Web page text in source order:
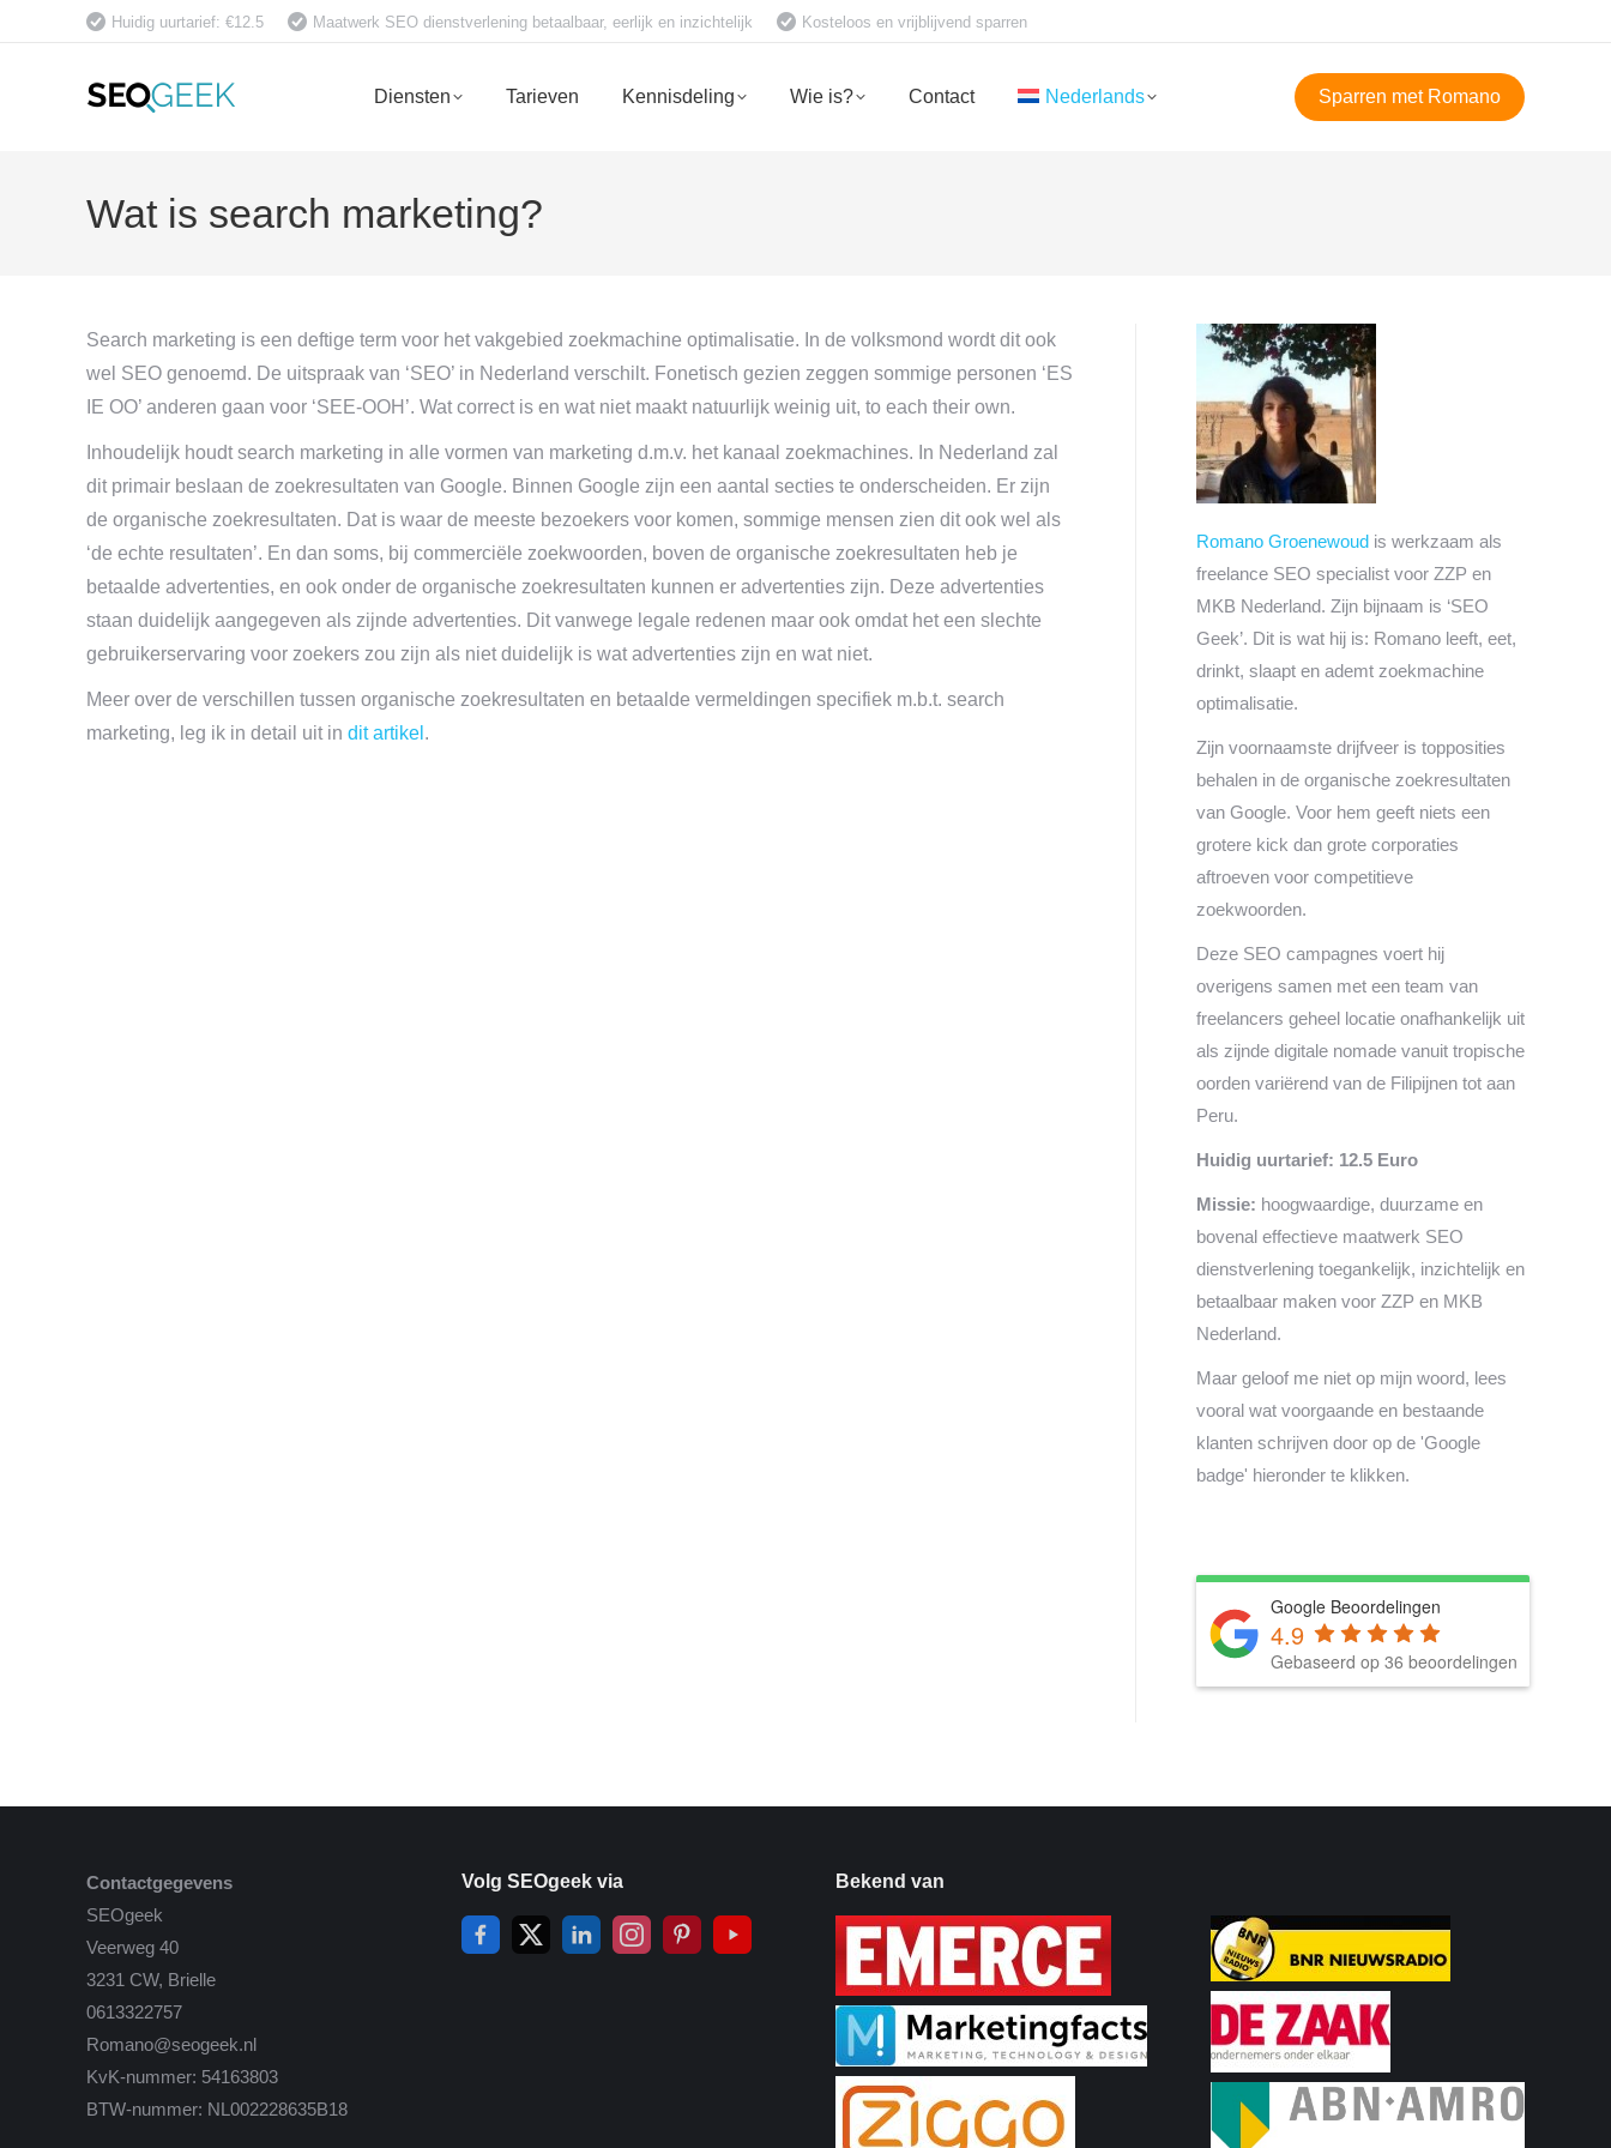
Huidig uurtarief: €12.5 Maatwerk SEO dienstverlening betaalbaar, eerlijk en inzichtelijk Kosteloos en vrijblijvend sparren
Diensten Tarieven Kennisdeling Wie is? Contact Nederlands Sparren met Romano
Wat is search marketing?
Search marketing is een deftige term voor het vakgebied zoekmachine optimalisatie. In de volksmond wordt dit ook
wel SEO genoemd. De uitspraak van ‘SEO’ in Nederland verschilt. Fonetisch gezien zeggen sommige personen ‘ES
IE OO’ anderen gaan voor ‘SEE-OOH’. Wat correct is en wat niet maakt natuurlijk weinig uit, to each their own.
Inhoudelijk houdt search marketing in alle vormen van marketing d.m.v. het kanaal zoekmachines. In Nederland zal
dit primair beslaan de zoekresultaten van Google. Binnen Google zijn een aantal secties te onderscheiden. Er zijn
de organische zoekresultaten. Dat is waar de meeste bezoekers voor komen, sommige mensen zien dit ook wel als
‘de echte resultaten’. En dan soms, bij commerciële zoekwoorden, boven de organische zoekresultaten heb je
betaalde advertenties, en ook onder de organische zoekresultaten kunnen er advertenties zijn. Deze advertenties
staan duidelijk aangegeven als zijnde advertenties. Dit vanwege legale redenen maar ook omdat het een slechte
gebruikerservaring voor zoekers zou zijn als niet duidelijk is wat advertenties zijn en wat niet.
Meer over de verschillen tussen organische zoekresultaten en betaalde vermeldingen specifiek m.b.t. search
marketing, leg ik in detail uit in dit artikel .
Romano Groenewoud is werkzaam als
freelance SEO specialist voor ZZP en
MKB Nederland. Zijn bijnaam is ‘SEO
Geek’. Dit is wat hij is: Romano leeft, eet,
drinkt, slaapt en ademt zoekmachine
optimalisatie.
Zijn voornaamste drijfveer is topposities
behalen in de organische zoekresultaten
van Google. Voor hem geeft niets een
grotere kick dan grote corporaties
aftroeven voor competitieve
zoekwoorden.
Deze SEO campagnes voert hij
overigens samen met een team van
freelancers geheel locatie onafhankelijk uit
als zijnde digitale nomade vanuit tropische
oorden variërend van de Filipijnen tot aan
Peru.
Huidig uurtarief: 12.5 Euro
Missie: hoogwaardige, duurzame en
bovenal effectieve maatwerk SEO
dienstverlening toegankelijk, inzichtelijk en
betaalbaar maken voor ZZP en MKB
Nederland.
Maar geloof me niet op mijn woord, lees
vooral wat voorgaande en bestaande
klanten schrijven door op de 'Google
badge' hieronder te klikken.
Google Beoordelingen
4.9
Gebaseerd op 36 beoordelingen
Contactgegevens
SEOgeek
Veerweg 40
3231 CW, Brielle
0613322757
Romano@seogeek.nl
KvK-nummer: 54163803
BTW-nummer: NL002228635B18
Volg SEOgeek via Bekend van